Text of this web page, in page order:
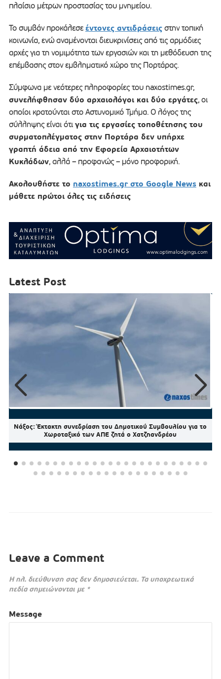
πλαίσιο μέτρων προστασίας του μνημείου.
Το συμβάν προκάλεσεέντονες αντιδράσειςστην τοπική
κοινωνία, ενώ αναμένονται διευκρινίσεις από τις αρμόδιες
αρχές για τη νομιμότητα των εργασιών και τη μεθόδευση της
επέμβασης στον εμβληματικό χώρο της Πορτάρας.
Σύμφωνα με νεότερες πληροφορίες του naxostimes.gr,
συνελήφθησαν δύο αρχαιολόγοι και δύο εργάτες, οι
οποίοι κρατούνται στο Αστυνομικό Τμήμα. Ο λόγος της
σύλληψης είναι ότι για τις εργασίες τοποθέτησης του
συρματοπλέγματος στην Πορτάρα δεν υπήρχε
γραπτή άδεια από την Εφορεία Αρχαιοτήτων
Κυκλάδων, αλλά – προφανώς – μόνο προφορική.
Ακολουθήστε το naxostimes.gr στο Google News και
μάθετε πρώτοι όλες τις ειδήσεις
Latest Post
Νάξος: Έκτακτη συνεδρίαση του Δημοτικού Συμβουλίου για το
Χωροταξικό των ΑΠΕ ζητά ο Χατζηανδρέου
Leave a Comment
Η ηλ. διεύθυνση σας δεν δημοσιεύεται. Τα υποχρεωτικά
πεδία σημειώνονται με *
Message